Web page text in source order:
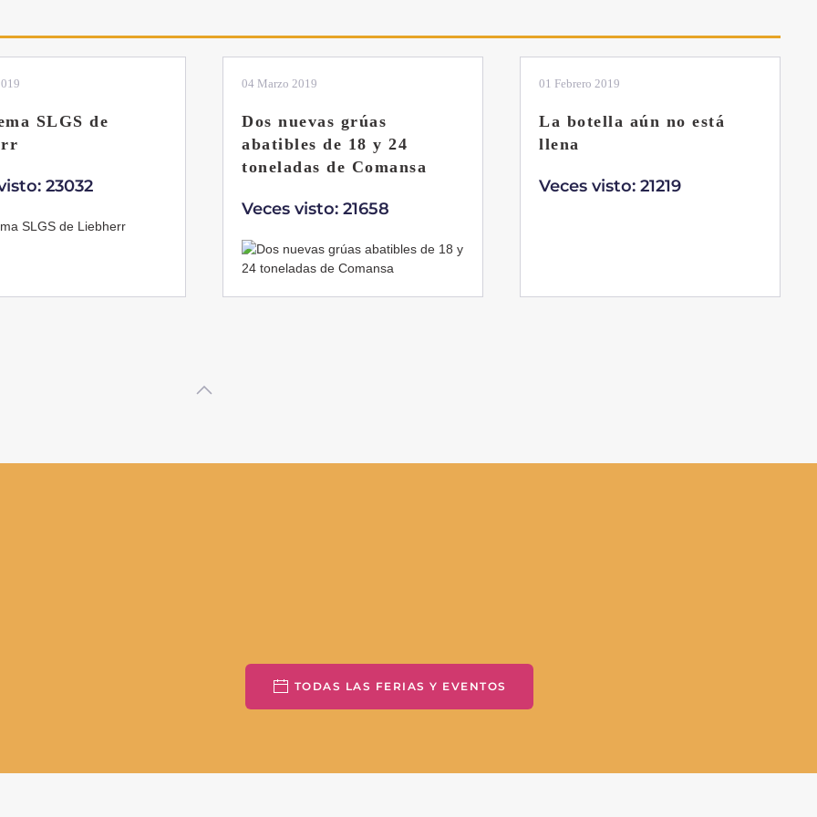
SLGS de
23032
04 Marzo 2019
Dos nuevas grúas
abatibles de 18 y 24
toneladas de Comansa
Veces visto: 21658
01 Febrero 2019
La botella aún no está
llena
Veces visto: 21219
TODAS LAS FERIAS Y EVENTOS